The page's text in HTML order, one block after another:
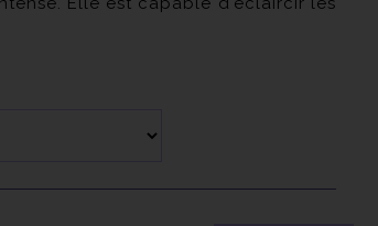
Incel, cette formule contribue à